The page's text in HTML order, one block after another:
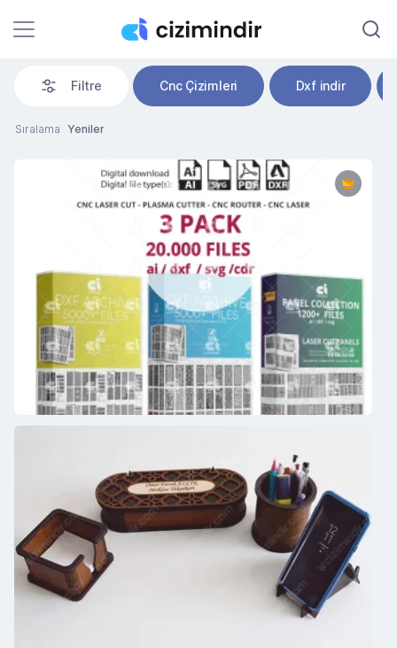
Filtre Cnc Çizimleri Dxf indir
Sıralama Yeniler